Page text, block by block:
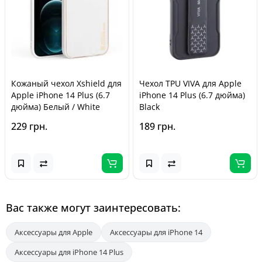
Кожаный чехол Xshield для
Apple iPhone 14 Plus (6.7
дюйма) Белый / White
229 грн.
Чехол TPU VIVA для Apple
iPhone 14 Plus (6.7 дюйма)
Black
189 грн.
Вас также могут заинтересовать:
Аксессуары для Apple
Аксессуары для iPhone 14
Аксессуары для iPhone 14 Plus